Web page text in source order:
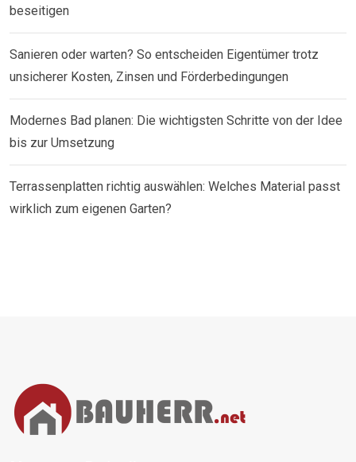
beseitigen
Sanieren oder warten? So entscheiden Eigentümer trotz
unsicherer Kosten, Zinsen und Förderbedingungen
Modernes Bad planen: Die wichtigsten Schritte von der Idee
bis zur Umsetzung
Terrassenplatten richtig auswählen: Welches Material passt
wirklich zum eigenen Garten?